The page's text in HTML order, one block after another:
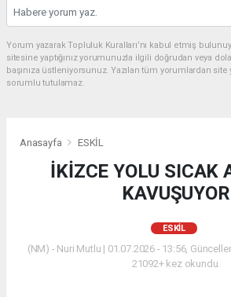
Yorum yazarak Topluluk Kuralları’nı kabul etmiş
sitesine yaptığınız yorumunuzla ilgili doğrudan veya
başınıza üstleniyorsunuz. Yazılan tüm yorumlardan
sorumlu tutulamaz.
Anasayfa ESKİL
İKİZCE YOLU SICAK
KAVUŞUYOR
ESKİL
(NM) - Nuri Mutlu | 01.07.2026 - 13:56,
21092+ kez okundu.